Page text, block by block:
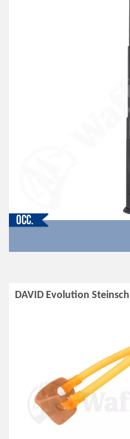
Occ.
DAVID Evolution